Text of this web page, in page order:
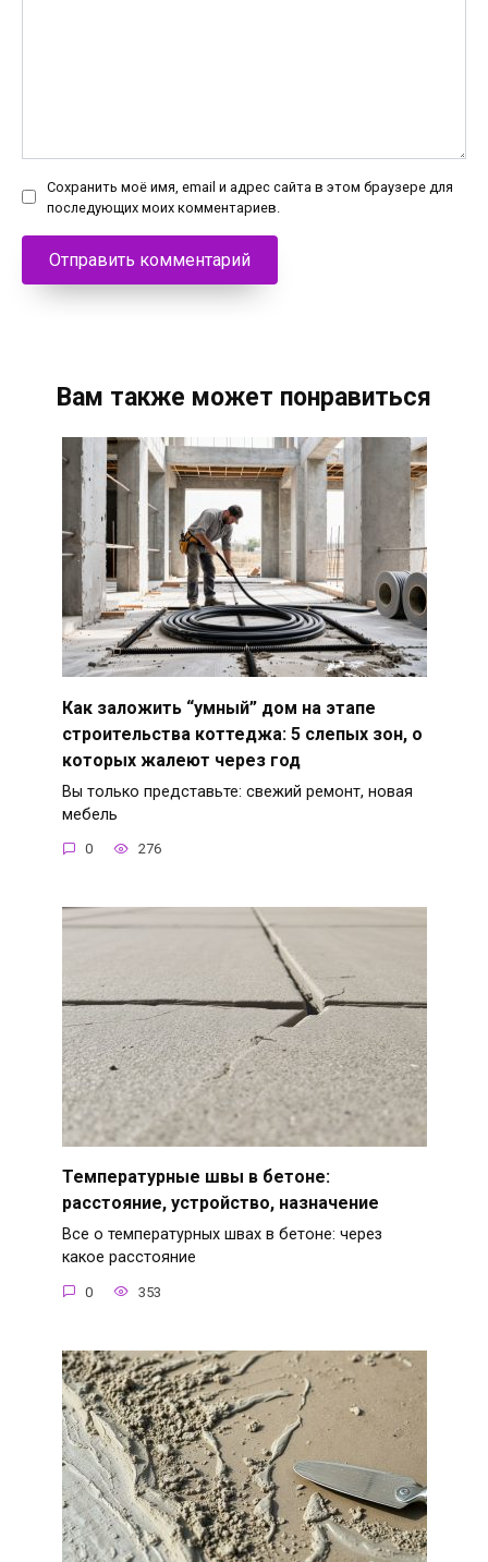
Сохранить моё имя, email и адрес сайта в этом браузере для
последующих моих комментариев.
Вам также может понравиться
Как заложить “умный” дом на этапе
строительства коттеджа: 5 слепых зон, о
которых жалеют через год
Вы только представьте: свежий ремонт, новая
мебель
0 276
Температурные швы в бетоне:
расстояние, устройство, назначение
Все о температурных швах в бетоне: через
какое расстояние
0 353